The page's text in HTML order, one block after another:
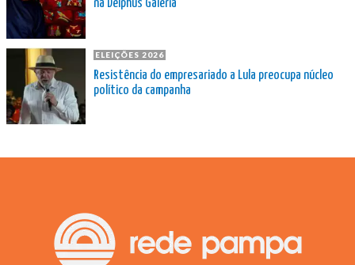
na Delphus Galeria
ELEIÇÕES 2026
Resistência do empresariado a Lula preocupa núcleo
político da campanha